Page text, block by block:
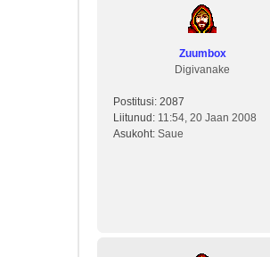
Zuumbox
Digivanake
Postitusi: 2087
Liitunud: 11:54, 20 Jaan 2008
Asukoht: Saue